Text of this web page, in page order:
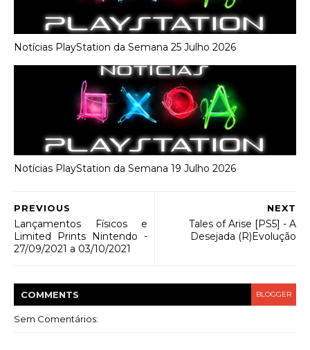
Notícias PlayStation da Semana 25 Julho 2026
Notícias PlayStation da Semana 19 Julho 2026
NEXT
Tales of Arise [PS5] - A
Desejada (R)Evolução
PREVIOUS
Lançamentos Físicos e
Limited Prints Nintendo -
27/09/2021 a 03/10/2021
COMMENTS BLOGGER
Sem Comentários: